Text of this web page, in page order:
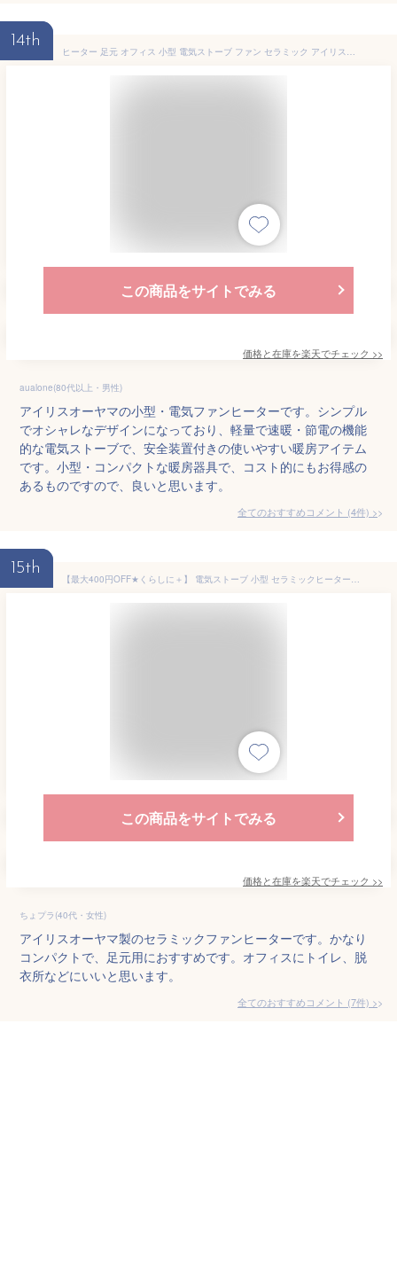
14th
ヒーター 足元 オフィス 小型 電気ストーブ ファン セラミック アイリスオーヤマ セラミックファンヒーター 1200W メカ式 暖房 ストーブ コンパクト 速暖 軽量 おしゃれ 安全 節電 リビング 寝室 電気 PCH-12B-W CH-127DW
この商品をサイトでみる
価格と在庫を楽天でチェック >>
aualone(80代以上・男性)
アイリスオーヤマの小型・電気ファンヒーターです。シンプル
でオシャレなデザインになっており、軽量で速暖・節電の機能
的な電気ストーブで、安全装置付きの使いやすい暖房アイテム
です。小型・コンパクトな暖房器具で、コスト的にもお得感の
あるものですので、良いと思います。
全てのおすすめコメント (4件) >
15th
【最大400円OFF★くらしに＋】 電気ストーブ 小型 セラミックヒーター アイリスオーヤマ ヒーター 足元 オフィス セラミック おしゃれ 即暖 コンパクト 省エネ 電気 節電 軽量 安全 セラミックファン 白 PCH-12B-W
この商品をサイトでみる
価格と在庫を楽天でチェック >>
ちょプラ(40代・女性)
アイリスオーヤマ製のセラミックファンヒーターです。かなり
コンパクトで、足元用におすすめです。オフィスにトイレ、脱
衣所などにいいと思います。
全てのおすすめコメント (7件) >